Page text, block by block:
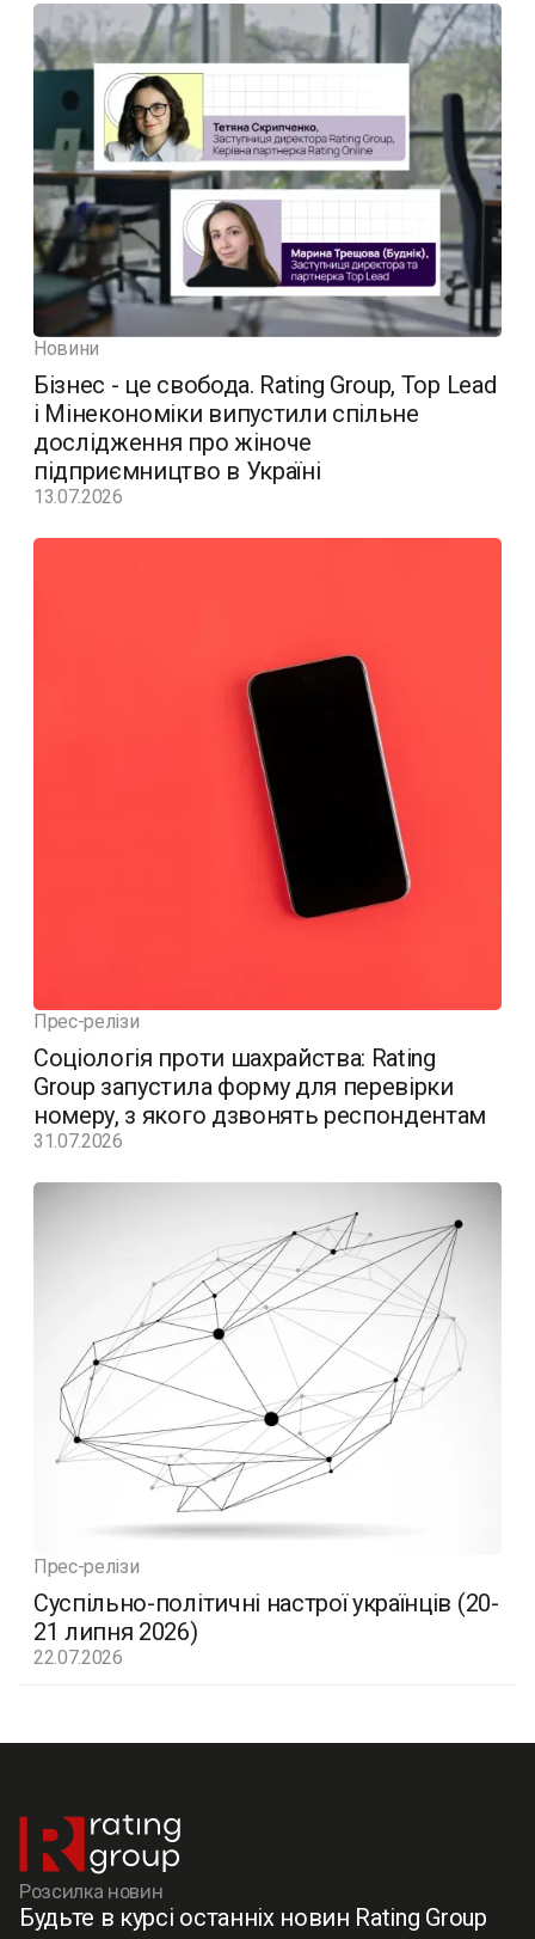
Новини
Бізнес - це свобода. Rating Group, Top Lead
і Мінекономіки випустили спільне
дослідження про жіноче
підприємництво в Україні
13.07.2026
Прес-релізи
Соціологія проти шахрайства: Rating
Group запустила форму для перевірки
номеру, з якого дзвонять респондентам
31.07.2026
Прес-релізи
Суспільно-політичні настрої українців (20-
21 липня 2026)
22.07.2026
Розсилка новин
Будьте в курсі останніх новин Rating Group